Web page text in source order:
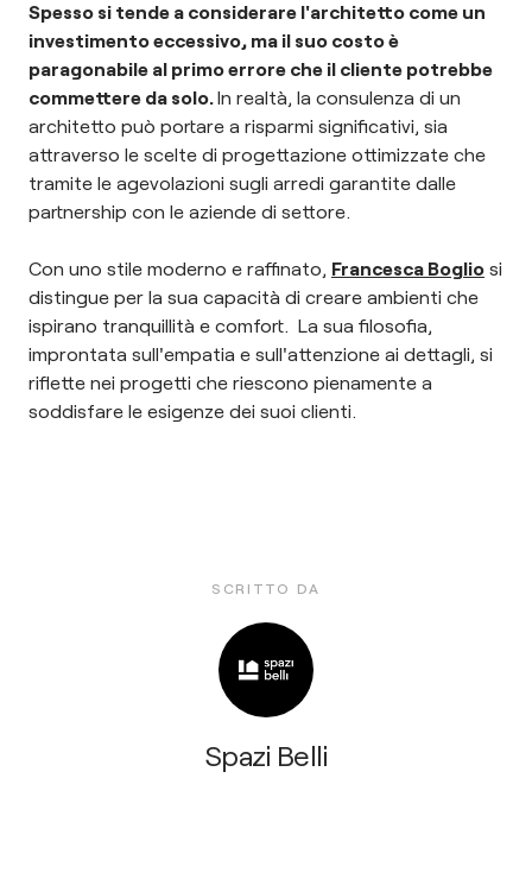
Spesso si tende a considerare l'architetto come un
investimento eccessivo, ma il suo costo è
paragonabile al primo errore che il cliente potrebbe
commettere da solo.In realtà, la consulenza di un
architetto può portare a risparmi significativi, sia
attraverso le scelte di progettazione ottimizzate che
tramite le agevolazioni sugli arredi garantite dalle
partnership con le aziende di settore.
Con uno stile moderno e raffinato, Francesca Boglio si
distingue per la sua capacità di creare ambienti che
ispirano tranquillità e comfort. La sua filosofia,
improntata sull'empatia e sull'attenzione ai dettagli, si
riflette nei progetti che riescono pienamente a
soddisfare le esigenze dei suoi clienti.
SCRITTO DA
Spazi Belli